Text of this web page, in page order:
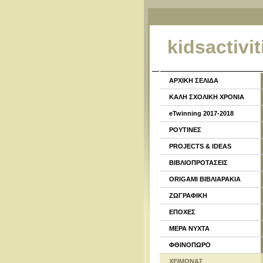
ΑΡΧΙΚΗ ΣΕΛΙΔΑ
ΚΑΛΗ ΣΧΟΛΙΚΗ ΧΡΟΝΙΑ
eTwinning 2017-2018
ΡΟΥΤΙΝΕΣ
PROJECTS & IDEAS
ΒΙΒΛΙΟΠΡΟΤΑΣΕΙΣ
ORIGAMI ΒΙΒΛΙΑΡΑΚΙΑ
ΖΩΓΡΑΦΙΚΗ
ΕΠΟΧΕΣ
ΜΕΡΑ ΝΥΧΤΑ
ΦΘΙΝΟΠΩΡΟ
ΧΕΙΜΩΝΑΣ